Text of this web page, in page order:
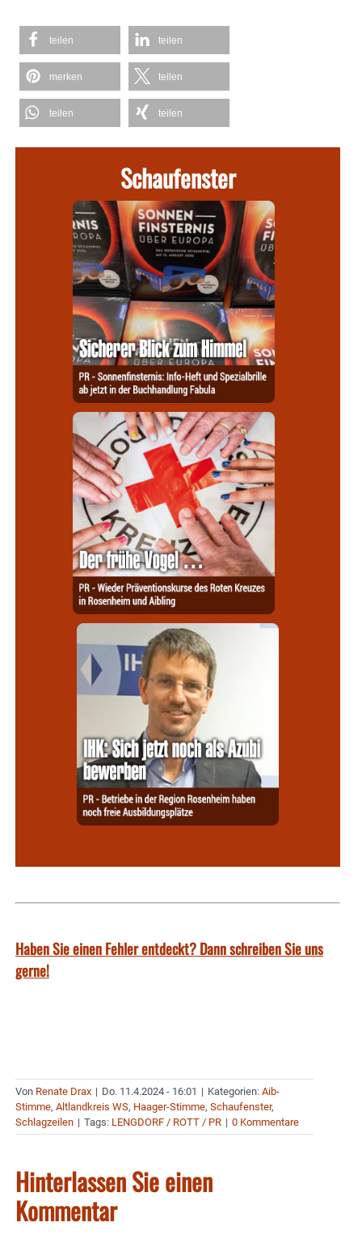
teilen teilen
merken teilen
teilen teilen
Schaufenster
Haben Sie einen Fehler entdeckt? Dann schreiben Sie uns
gerne!
Von Renate Drax | Do. 11.4.2024 - 16:01 | Kategorien: Aib-
Stimme, Altlandkreis WS, Haager-Stimme, Schaufenster,
Schlagzeilen | Tags: LENGDORF / ROTT / PR | 0 Kommentare
Hinterlassen Sie einen
Kommentar